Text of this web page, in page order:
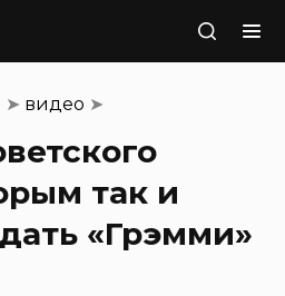
Поиск
➤ видео ➤
так и
«Грэмми»